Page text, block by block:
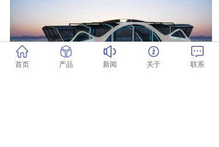
首页 产品 新闻 关于 联系